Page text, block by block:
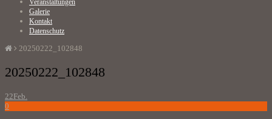
Veranstaltungen
Galerie
Kontakt
Datenschutz
20250222_102848
20250222_102848
22Feb.
0